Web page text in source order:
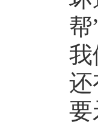
我
还
要